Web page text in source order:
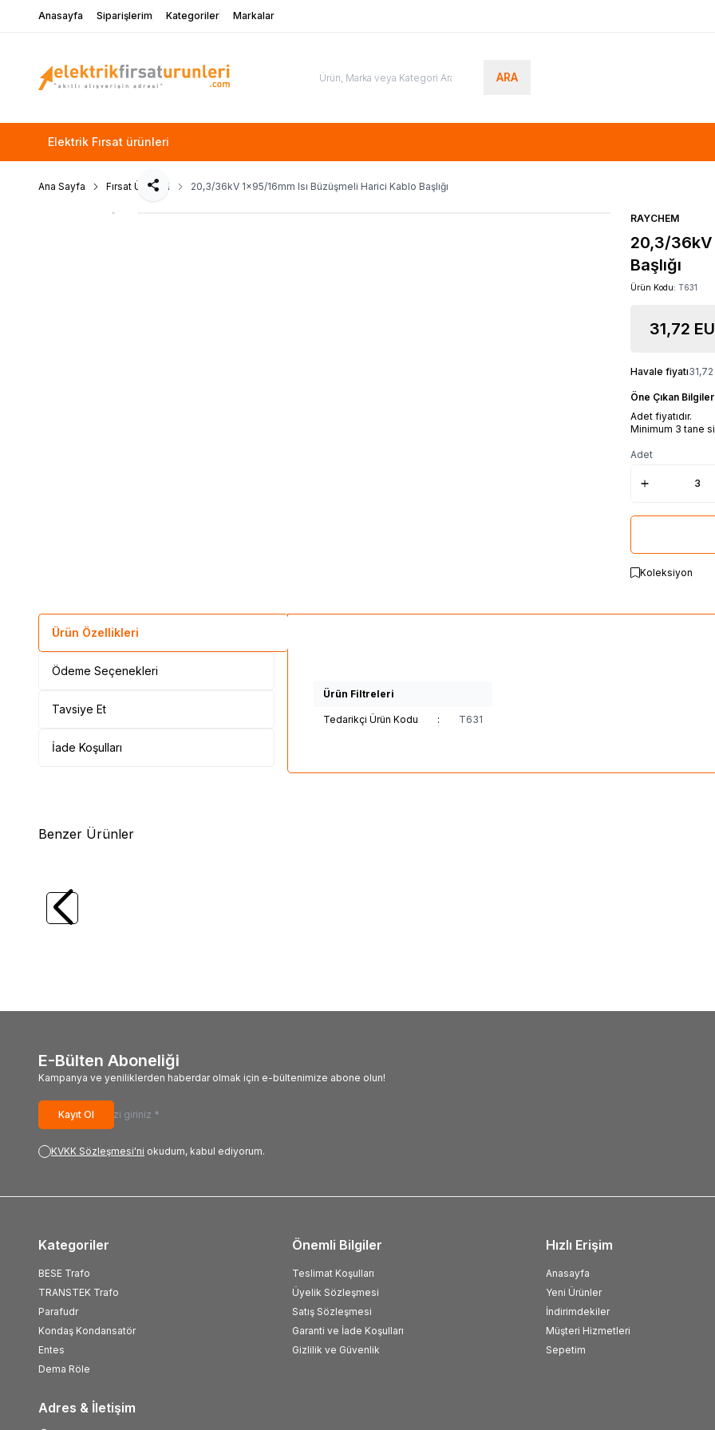
Anasayfa Siparişlerim Kategoriler Markalar
ARA
Elektrik Fırsat ürünleri
Ana Sayfa Fırsat Ürünleri 20,3/36kV 1x95/16mm Isı Büzüşmeli Harici Kablo Başlığı
Paylaş
RAYCHEM
20,3/36kV
Başlığı
Ürün Kodu: T631
31,72
Havale fiyatı31,72
Öne Çıkan Bilgiler
Adet fiyatıdır.
Minimum 3 tane
Adet
Koleksiyon
Ürün Özellikleri
Ödeme Seçenekleri
Tavsiye Et
İade Koşulları
Ürün Filtreleri
Tedarikçi Ürün Kodu : T631
Benzer Ürünler
Tesla ST E.S.E. Paratoner
E-Bülten Aboneliği
Kampanya ve yeniliklerden haberdar olmak için e-bültenimize abone olun!
Kayıt Ol
KVKK Sözleşmesi'ni okudum, kabul ediyorum.
Adres & İletişim
Kategoriler
BESE Trafo
TRANSTEK Trafo
Parafudr
Kondaş Kondansatör
Entes
Dema Röle
Önemli Bilgiler
Teslimat Koşulları
Üyelik Sözleşmesi
Satış Sözleşmesi
Garanti ve İade Koşulları
Gizlilik ve Güvenlik
Hızlı Erişim
Anasayfa
Yeni Ürünler
İndirimdekiler
Müşteri Hizmetleri
Sepetim